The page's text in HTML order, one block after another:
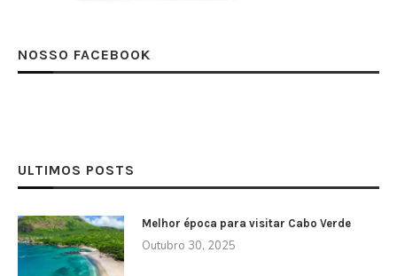
NOSSO FACEBOOK
ULTIMOS POSTS
Melhor época para visitar Cabo Verde
Outubro 30, 2025